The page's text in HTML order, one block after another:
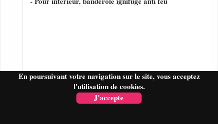
En poursuivant votre navigation sur le site, vous acceptez
l'utilisation de cookies.
J'accepte